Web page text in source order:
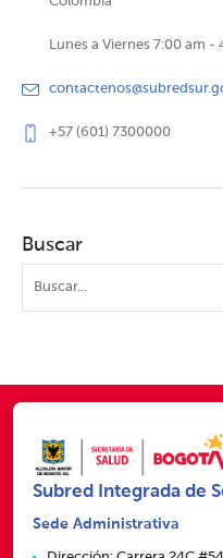
Lunes a Viernes 7:00 am -
+57 (601) 7300000
Buscar
Subred Integrada de
Sede Administrativa